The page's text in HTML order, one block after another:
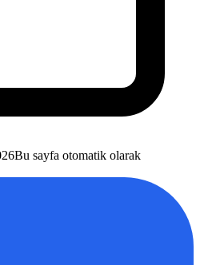
Bu sayfa otomatik olarak